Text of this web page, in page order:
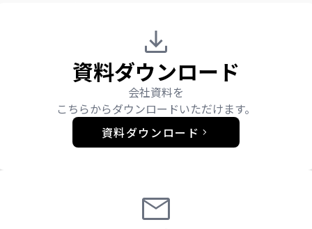
資料ダウンロード
会社資料を
こちらからダウンロードいただけます。
資料ダウンロード